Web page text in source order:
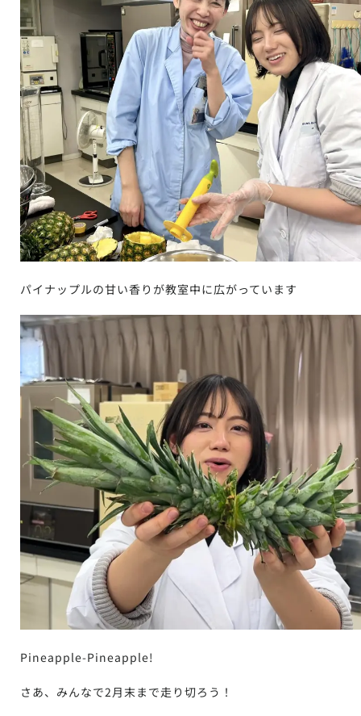
パイナップルの甘い香りが教室中に広がっています
Pineapple-Pineapple!
さあ、みんなで2月末まで走り切ろう！